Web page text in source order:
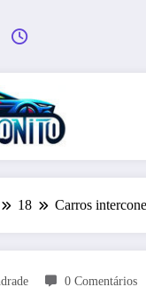
18 Carros
0 Comentários